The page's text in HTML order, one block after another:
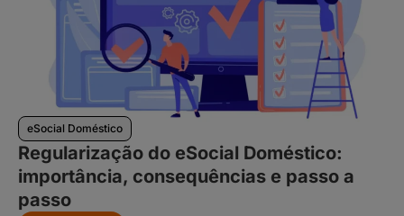
eSocial Doméstico
Regularização do eSocial Doméstico:
importância, consequências e passo a
passo